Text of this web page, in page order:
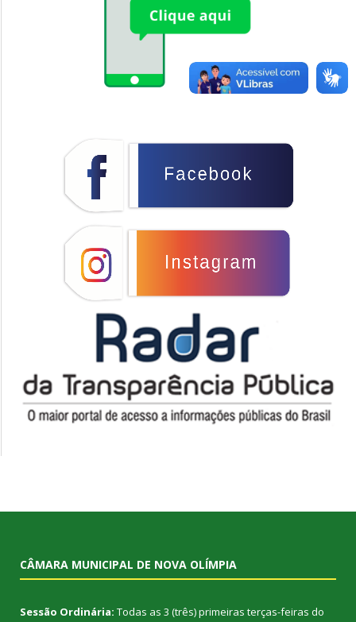
CÂMARA MUNICIPAL DE NOVA OLÍMPIA
Sessão Ordinária: Todas as 3 (três) primeiras terças-feiras do